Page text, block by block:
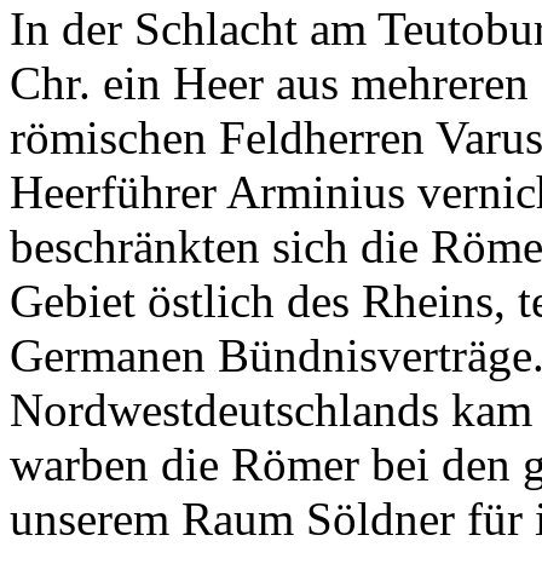
In der Schlacht am
Chr. ein Heer aus
römischen Feldherren
Heerführer Arminius
beschränkten sich die
Gebiet östlich des Rheins,
Germanen
Nordwestdeutschlands
warben die Römer bei den
unserem Raum Söldner